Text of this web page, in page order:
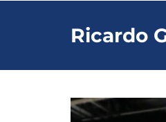
Ricardo